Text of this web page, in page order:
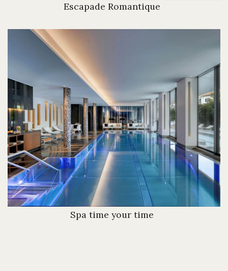
Escapade Romantique
Spa time your time